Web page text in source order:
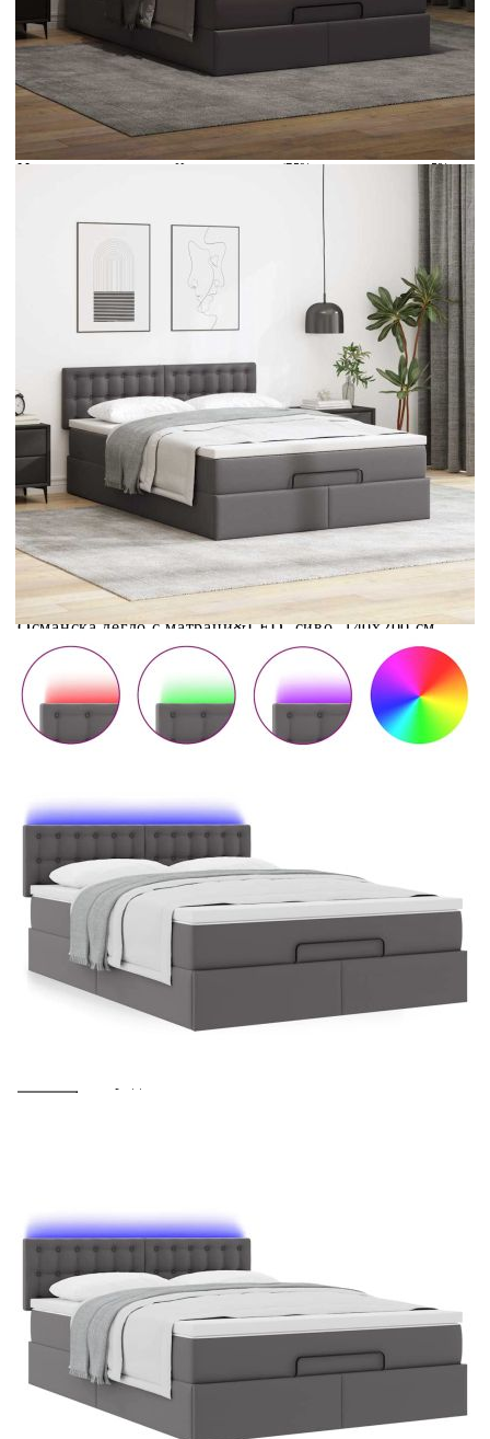
Безплатна доставка до адрес при плащане по банков път
Бял
Материал:
Изкуствена кожа (75% поливинилхлорид, 5%
EAN code:
8721158469472
Общи размери:
203 x 144 x 88 см (Д x Ш x В)
Напрежение:
DC 5 V
Материал на
Пяна
захранващия кабел:
Клас на защита:
Дължина на USB
кабела:
150 см
Материал за пълнеж:
Покет пружини, пяна
Материал на топ
матрака:
Плат (100% полиестер)
Макс. капацитет на
тегло:
280 кг
Купи на изплащане
Credit calculator
Османска легло с матраци&LED, сиво, 140x200 см,
изкуствена кожа
Please select credit institution
Цена на продукта: €577.00
Extraction of information from credit institutions
Предоставената таблица е с информационна цел.
Добавете продукта в количката си с бутона "Добави в
Acest tabel are caracter informativ. Adăugați produsul în
coșul de cumpărături unde veți putea selecta detaliile
cererii de creditare.
Предоставената таблица е с информационна цел.
Добавете продукта в количката си с бутона "Добави в
количката" и при поръчка ще можете да изберете броя
вноски на кредита.
Предоставената таблица е с информационна цел.
Предоставената таблица е с информационна цел.
Добавете продукта в количката си с бутона "Добави в
количката" и при поръчка ще можете да изберете броя
вноски на кредита.
Когато плащате с NewPay, всъщност NewPay плаща
поръчката Ви вместо Вас. Вие я получавате и
разполагате с три начина да я платите към тях:
Отложено до 30 дни от момента на изпращане на
поръчката без оскъпяване. За покупки на стойност до
400 лв. / €204,52